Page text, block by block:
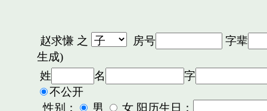
赵求慊之 房号
字辈
生成)
姓
名
字
不公开
性别：
男
女 阳历生日：